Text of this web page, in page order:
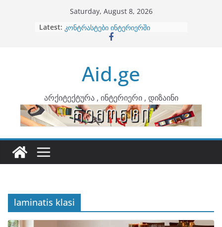
Saturday, August 8, 2026
Latest: ბინების გაერთიანება
კონტრასტები ინტერიერში
ინტერიერის დიზიანი
არტემიდი წარმოგიდგენთ
Aid.ge
არქიტექტურა , ინტერიერი , დიზაინი
laminatis klasi